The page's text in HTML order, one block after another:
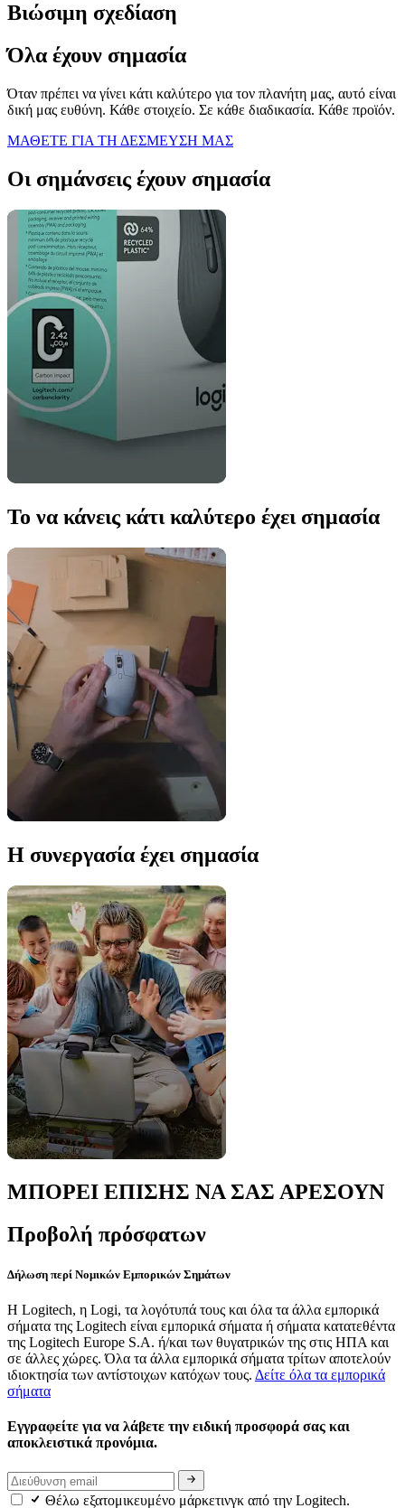
Βιώσιμη σχεδίαση
Όλα έχουν σημασία
Όταν πρέπει να γίνει κάτι καλύτερο για τον πλανήτη μας, αυτό είναι
δική μας ευθύνη. Κάθε στοιχείο. Σε κάθε διαδικασία. Κάθε προϊόν.
ΜΑΘΕΤΕ ΓΙΑ ΤΗ ΔΕΣΜΕΥΣΗ ΜΑΣ
Οι σημάνσεις έχουν σημασία
Το να κάνεις κάτι καλύτερο έχει σημασία
Η συνεργασία έχει σημασία
ΜΠΟΡΕΙ ΕΠΙΣΗΣ ΝΑ ΣΑΣ ΑΡΕΣΟΥΝ
Προβολή πρόσφατων
Δήλωση περί Νομικών Εμπορικών Σημάτων
Η Logitech, η Logi, τα λογότυπά τους και όλα τα άλλα εμπορικά
σήματα της Logitech είναι εμπορικά σήματα ή σήματα κατατεθέντα
της Logitech Europe S.A. ή/και των θυγατρικών της στις ΗΠΑ και
σε άλλες χώρες. Όλα τα άλλα εμπορικά σήματα τρίτων αποτελούν
ιδιοκτησία των αντίστοιχων κατόχων τους. Δείτε όλα τα εμπορικά
σήματα
Εγγραφείτε για να λάβετε την ειδική προσφορά σας και
αποκλειστικά προνόμια.
Θέλω εξατομικευμένο μάρκετινγκ από την Logitech.